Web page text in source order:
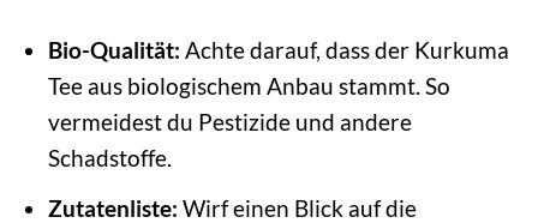
Bio-Qualität: Achte darauf, dass der Kurkuma
Tee aus biologischem Anbau stammt. So
vermeidest du Pestizide und andere
Schadstoffe.
Zutatenliste: Wirf einen Blick auf die